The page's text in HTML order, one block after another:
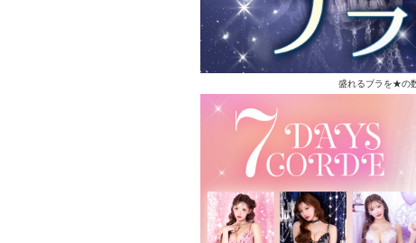
盛れるブラを★の